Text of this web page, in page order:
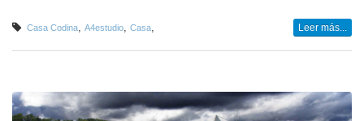
Casa Codina A4estudio Casa Leer más...